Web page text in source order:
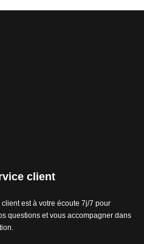
client
client est à votre écoute 7j/7 pour
questions et vous accompagner dans